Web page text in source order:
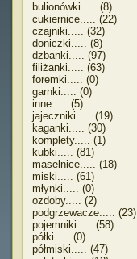
bulionówki..... (8)
cukiernice..... (22)
czajniki..... (32)
doniczki..... (8)
dzbanki..... (97)
filiżanki..... (63)
foremki..... (0)
garnki..... (0)
inne..... (5)
jajeczniki..... (19)
kaganki..... (30)
komplety..... (1)
kubki..... (81)
maselnice..... (18)
miski..... (61)
młynki..... (0)
ozdoby..... (2)
podgrzewacze..... (23)
pojemniki..... (58)
półki..... (0)
półmiski..... (47)